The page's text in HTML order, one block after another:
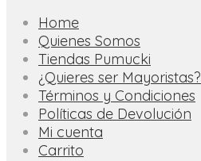
Home
Quienes Somos
Tiendas Pumucki
¿Quieres ser Mayoristas?
Términos y Condiciones
Políticas de Devolución
Mi cuenta
Carrito